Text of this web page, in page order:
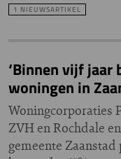
1 NIEUWSARTIKEL
‘Binnen vijf jaar
woningen in
Woningcorporaties
ZVH en Rochdale
gemeente